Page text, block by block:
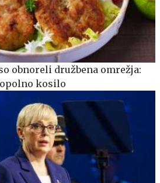
obnoreli družbena omrežja:
kosilo